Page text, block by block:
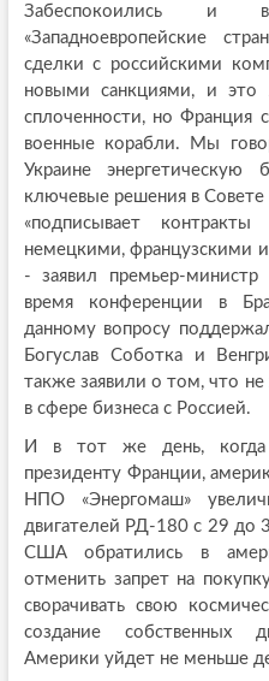
Забеспокоились и
«Западноевропейские
сделки с российскими
новыми санкциями, и
сплоченности, но Франция
военные корабли. Мы
Украине энергетическую
ключевые решения в Совете
«подписывает
немецкими, французскими
- заявил премьер-
время конференции в
данному вопросу
Богуслав Соботка и
также заявили о том, что
в сфере бизнеса с Россией.
И в тот же день, когда
президенту Франции,
НПО «Энергомаш»
двигателей РД-180 с 29 до
США обратились в
отменить запрет на
сворачивать свою
создание собственных
Америки уйдет не меньше